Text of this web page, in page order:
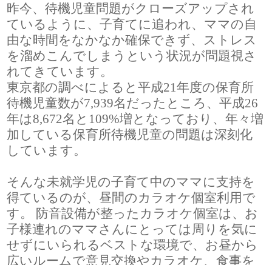
昨今、待機児童問題がクローズアップされ
ているように、子育てに追われ、ママの自
由な時間をなかなか確保できず、ストレス
を溜めこんでしまうという状況が問題視さ
れてきています。
東京都の調べによると平成21年度の保育所
待機児童数が7,939名だったところ、平成26
年は8,672名と109%増となっており、年々増
加している保育所待機児童の問題は深刻化
しています。
そんな未就学児の子育て中のママに支持を
得ているのが、昼間のカラオケ個室利用で
す。 防音設備が整ったカラオケ個室は、お
子様連れのママさんにとっては周りを気に
せずにいられるベストな環境で、お昼から
広いルームで意見交換やカラオケ、食事を